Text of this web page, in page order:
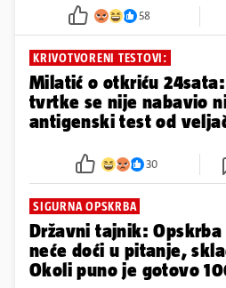
58
KRIVOTVORENI TESTOVI:
Milatić o otkriću
tvrtke se nije nabavio
antigenski test od
30
SIGURNA OPSKRBA
Državni tajnik:
neće doći u pitanje,
Okoli puno je gotovo